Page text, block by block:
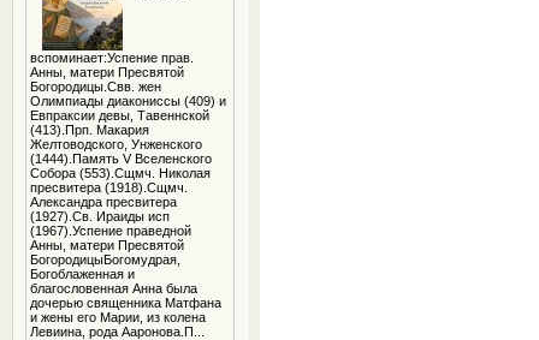
вспоминает:Успение прав.
Анны, матери Пресвятой
Богородицы.Свв. жен
Олимпиады диакониссы (409) и
Евпраксии девы, Тавеннской
(413).Прп. Макария
Желтоводского, Унженского
(1444).Память V Вселенского
Собора (553).Сщмч. Николая
пресвитера (1918).Сщмч.
Александра пресвитера
(1927).Св. Ираиды исп
(1967).Успение праведной
Анны, матери Пресвятой
БогородицыБогомудрая,
Богоблаженная и
благословенная Анна была
дочерью священника Матфана
и жены его Марии, из колена
Левиина, рода Ааронова.П...